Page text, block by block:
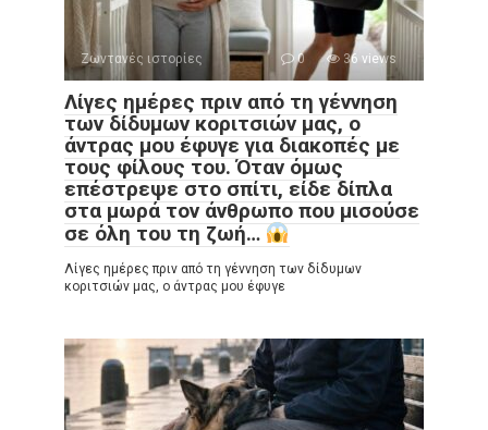
Ζωντανές ιστορίες 0 36 views
Λίγες ημέρες πριν από τη γέννηση
των δίδυμων κοριτσιών μας, ο
άντρας μου έφυγε για διακοπές με
τους φίλους του. Όταν όμως
επέστρεψε στο σπίτι, είδε δίπλα
στα μωρά τον άνθρωπο που μισούσε
σε όλη του τη ζωή…
Λίγες ημέρες πριν από τη γέννηση των δίδυμων
κοριτσιών μας, ο άντρας μου έφυγε